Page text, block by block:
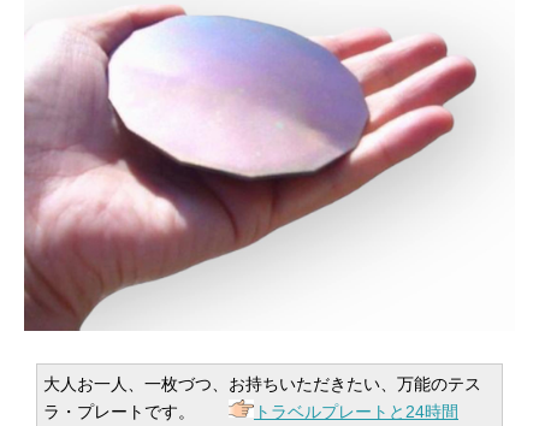
大人お一人、一枚づつ、お持ちいただきたい、万能のテス
ラ・プレートです。
トラベルプレートと24時間